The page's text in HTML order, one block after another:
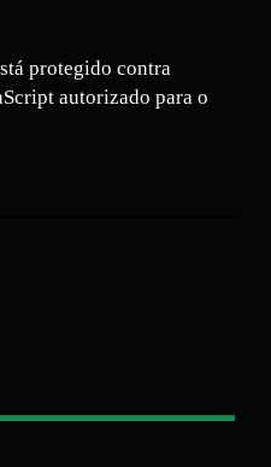
protegido contra
autorizado para o